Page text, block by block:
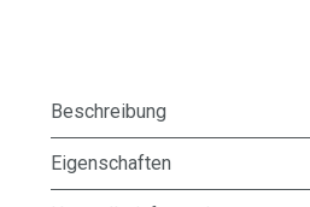
Beschreibung
Eigenschaften